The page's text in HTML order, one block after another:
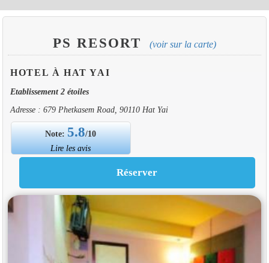
PS RESORT (voir sur la carte)
HOTEL À HAT YAI
Etablissement 2 étoiles
Adresse : 679 Phetkasem Road, 90110 Hat Yai
Note:5.8/10
Lire les avis